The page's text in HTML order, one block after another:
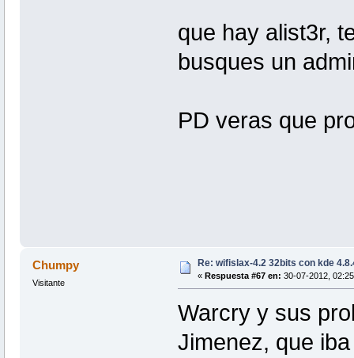
que hay alist3r,
busques un
PD veras que
Chumpy
Visitante
Re: wifislax-4.2 32bits con kde
« Respuesta #67 en: 30-07-2012,
Warcry y sus
Jimenez, que